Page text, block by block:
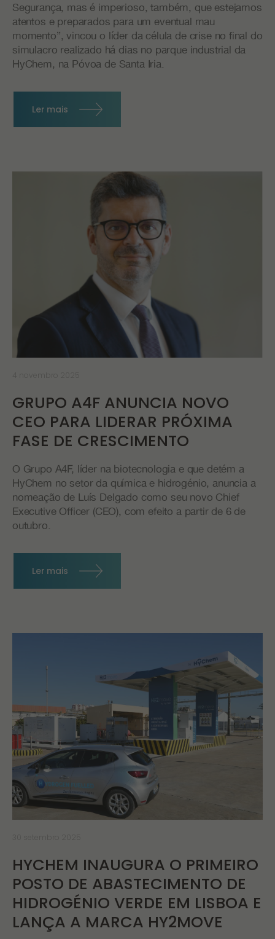
Segurança, mas é imperioso, também, que estejamos
atentos e preparados para um eventual mau
momento”, vincou o líder da célula de crise no final do
simulacro realizado há dias no parque industrial da
HyChem, na Póvoa de Santa Iria.
Ler mais
GRUPO A4F ANUNCIA NOVO
CEO PARA LIDERAR PRÓXIMA
FASE DE CRESCIMENTO
O Grupo A4F, líder na biotecnologia e que detém a
HyChem no setor da química e hidrogénio, anuncia a
nomeação de Luís Delgado como seu novo Chief
Executive Officer (CEO), com efeito a partir de 6 de
outubro.
Ler mais
HYCHEM INAUGURA O PRIMEIRO
POSTO DE ABASTECIMENTO DE
HIDROGÉNIO VERDE EM LISBOA E
LANÇA A MARCA HY2MOVE